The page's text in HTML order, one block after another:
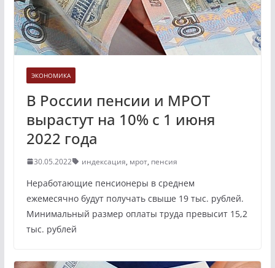
ЭКОНОМИКА
В России пенсии и МРОТ
вырастут на 10% с 1 июня
2022 года
30.05.2022 индексация, мрот, пенсия
Неработающие пенсионеры в среднем
ежемесячно будут получать свыше 19 тыс. рублей.
Минимальный размер оплаты труда превысит 15,2
тыс. рублей